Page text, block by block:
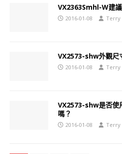
VX2363Smhl-W建
2016-01-08 Terry
VX2573-shw外觀尺
2016-01-08 Terry
VX2573-shw是否使
嗎？
2016-01-08 Terry